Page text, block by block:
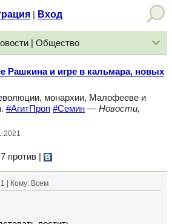
Вход
| Общество
Рашкина и игре в кальмара, новых
монархии, Малофееве и
#АгитПроп #Семин — Новости,
против
| Кому: Всем